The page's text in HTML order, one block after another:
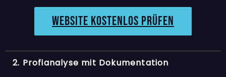
Website kostenlos prüfen
2. Profianalyse mit Dokumentation